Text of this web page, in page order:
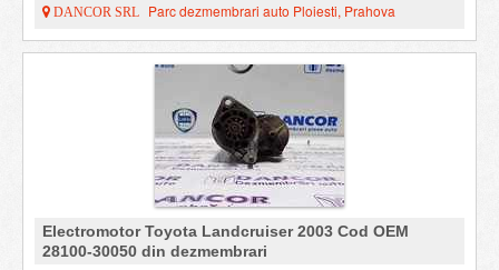
DANCOR SRL Parc dezmembrari auto Ploiesti, Prahova
Electromotor Toyota Landcruiser 2003 Cod OEM
28100-30050 din dezmembrari